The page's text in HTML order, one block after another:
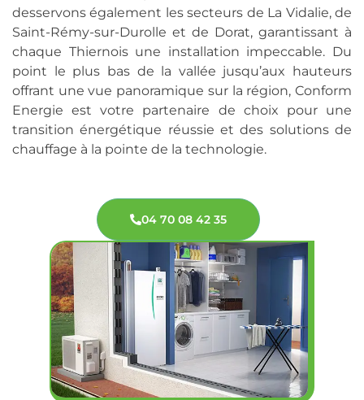
desservons également les secteurs de La Vidalie, de
Saint-Rémy-sur-Durolle et de Dorat, garantissant à
chaque Thiernois une installation impeccable. Du
point le plus bas de la vallée jusqu’aux hauteurs
offrant une vue panoramique sur la région, Conform
Energie est votre partenaire de choix pour une
transition énergétique réussie et des solutions de
chauffage à la pointe de la technologie.
04 70 08 42 35